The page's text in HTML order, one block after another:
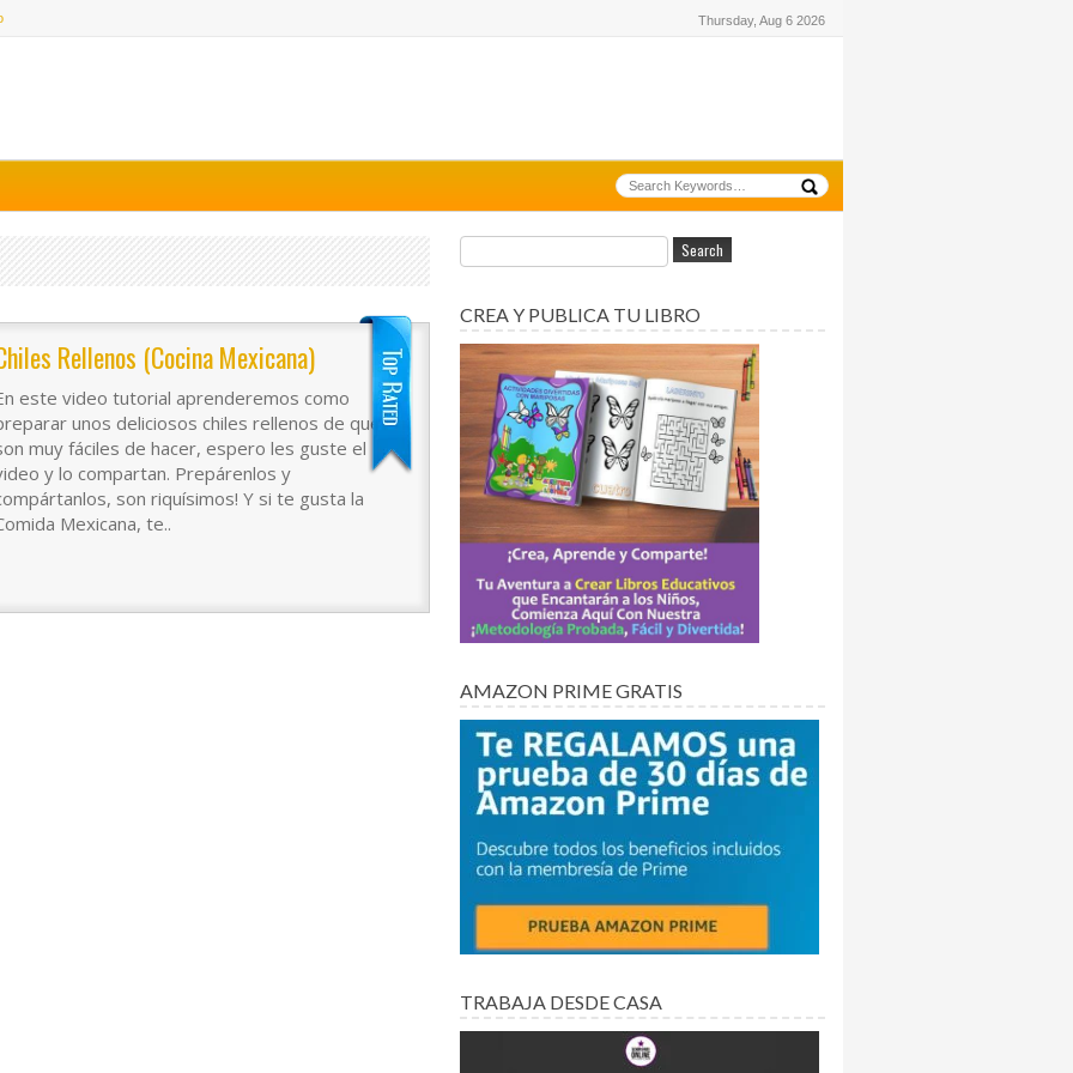
Thursday, Aug 6 2026
Rellenos (Cocina Mexicana)
este video tutorial aprenderemos como
unos deliciosos chiles rellenos de queso,
muy fáciles de hacer, espero les guste el
y lo compartan. Prepárenlos y
son riquísimos! Y si te gusta la
Mexicana, te..
CREA Y PUBLICA TU LIBRO
AMAZON PRIME GRATIS
TRABAJA DESDE CASA